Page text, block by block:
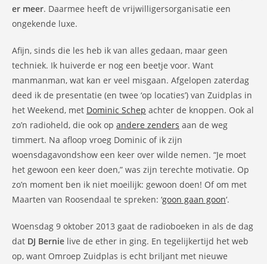
er meer. Daarmee heeft de vrijwilligersorganisatie een
ongekende luxe.
Afijn, sinds die les heb ik van alles gedaan, maar geen
techniek. Ik huiverde er nog een beetje voor. Want
manmanman, wat kan er veel misgaan. Afgelopen zaterdag
deed ik de presentatie (en twee ‘op locaties’) van Zuidplas in
het Weekend, met Dominic Schep achter de knoppen. Ook al
zo’n radioheld, die ook op andere zenders aan de weg
timmert. Na afloop vroeg Dominic of ik zijn
woensdagavondshow een keer over wilde nemen. “Je moet
het gewoon een keer doen,” was zijn terechte motivatie. Op
zo’n moment ben ik niet moeilijk: gewoon doen! Of om met
Maarten van Roosendaal te spreken: ‘goon gaan goon‘.
Woensdag 9 oktober 2013 gaat de radioboeken in als de dag
dat DJ Bernie live de ether in ging. En tegelijkertijd het web
op, want Omroep Zuidplas is echt briljant met nieuwe